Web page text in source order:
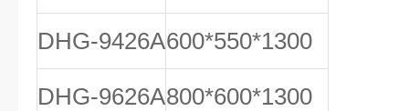
DHG-9426A600*550*1300
DHG-9626A800*600*1300